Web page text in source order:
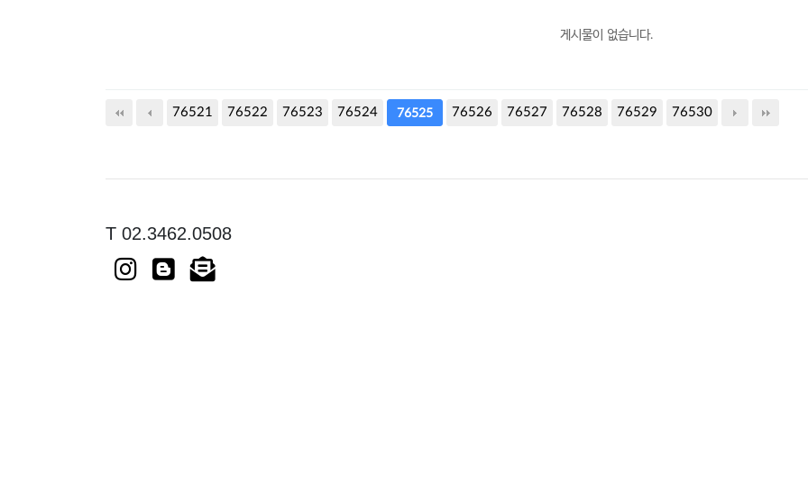
게시물이 없습니다.
76521 76522 76523 76524 76525 76526 76527 76528 76529 76530
다음 맨끝
T 02.3462.0508